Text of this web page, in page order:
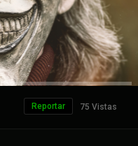
75 Vistas
Reportar